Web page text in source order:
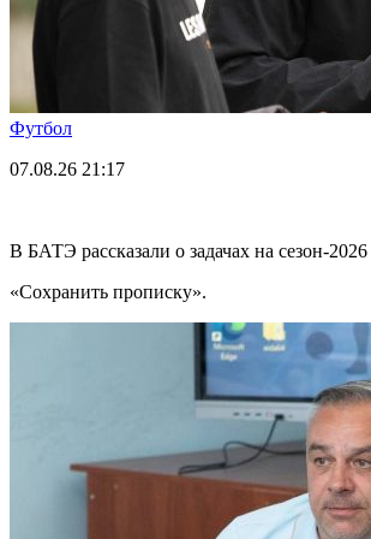
Футбол
07.08.26 21:17
В БАТЭ рассказали о задачах на сезон-2026
«Сохранить прописку».